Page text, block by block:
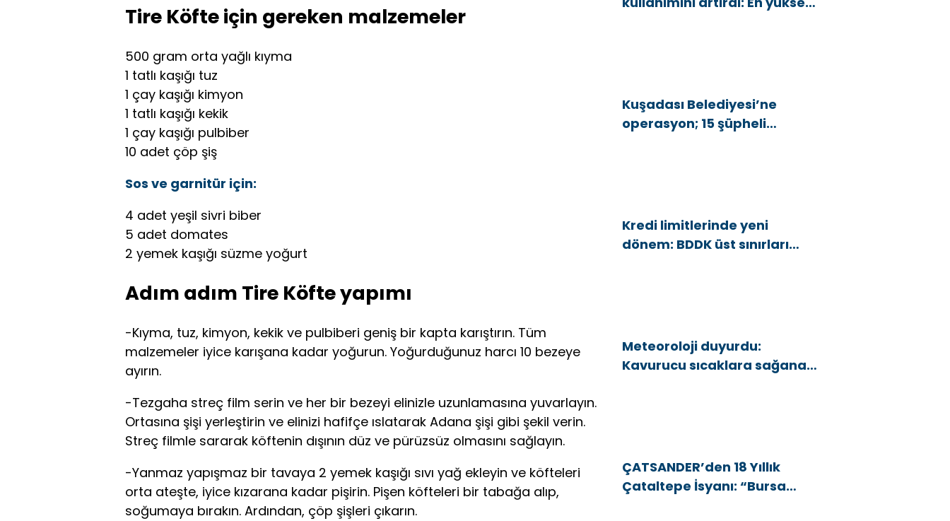
Tire Köfte için gereken malzemeler
500 gram orta yağlı kıyma
1 tatlı kaşığı tuz
1 çay kaşığı kimyon
1 tatlı kaşığı kekik
1 çay kaşığı pulbiber
10 adet çöp şiş
Sos ve garnitür için:
4 adet yeşil sivri biber
5 adet domates
2 yemek kaşığı süzme yoğurt
Adım adım Tire Köfte yapımı
-Kıyma, tuz, kimyon, kekik ve pulbiberi geniş bir kapta karıştırın. Tüm
malzemeler iyice karışana kadar yoğurun. Yoğurduğunuz harcı 10 bezeye
ayırın.
-Tezgaha streç film serin ve her bir bezeyi elinizle uzunlamasına yuvarlayın.
Ortasına şişi yerleştirin ve elinizi hafifçe ıslatarak Adana şişi gibi şekil verin.
Streç filmle sararak köftenin dışının düz ve pürüzsüz olmasını sağlayın.
-Yanmaz yapışmaz bir tavaya 2 yemek kaşığı sıvı yağ ekleyin ve köfteleri
orta ateşte, iyice kızarana kadar pişirin. Pişen köfteleri bir tabağa alıp,
soğumaya bırakın. Ardından, çöp şişleri çıkarın.
Kuşadası Belediyesi’ne
operasyon; 15 şüpheli
Kredi limitlerinde yeni
dönem: BDDK üst sınırları
Meteoroloji duyurdu:
Kavurucu sıcaklara sağanak
ÇATSANDER’den 18 Yıllık
Çataltepe İsyanı: “Bursa